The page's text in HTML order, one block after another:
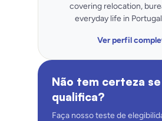
covering relocation,
everyday life in
Ver perfil
Não tem certeza
qualifica?
Faça nosso teste de